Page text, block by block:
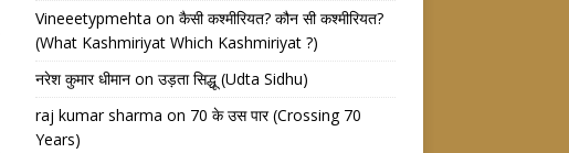
Vineeetypmehta on कैसी कश्मीरियत? कौन सी कश्मीरियत?
(What Kashmiriyat Which Kashmiriyat ?)
नरेश कुमार धीमानon उड़ता सिद्धू (Udta Sidhu)
raj kumar sharma on 70 के उस पार (Crossing 70
Years)